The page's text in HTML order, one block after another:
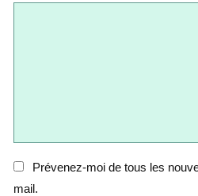
Prévenez-moi de tous les
mail.